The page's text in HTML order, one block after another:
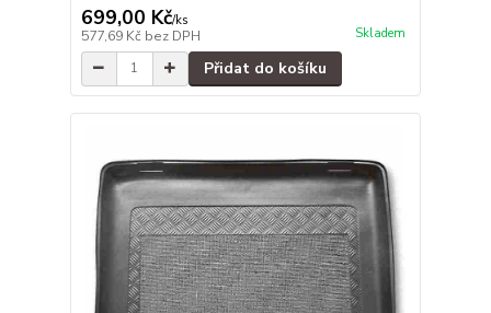
699,00 Kč/ks
577,69 Kč bez DPH Skladem
Přidat do košíku